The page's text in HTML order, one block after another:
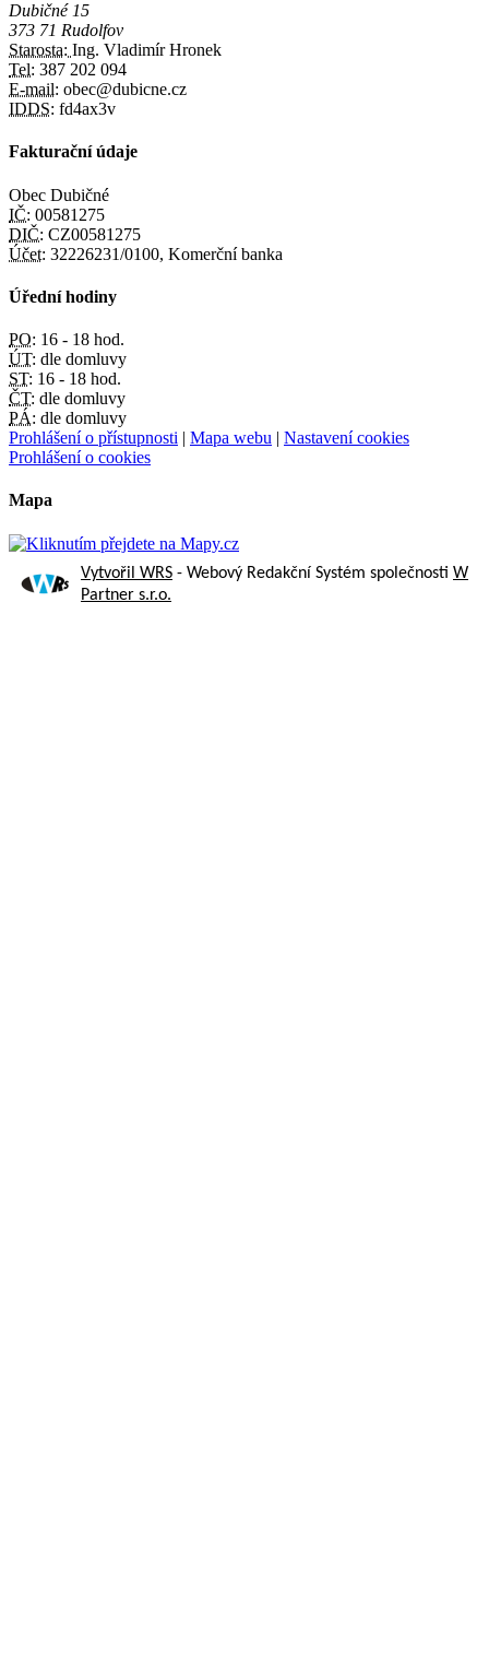
Dubičné 15
373 71 Rudolfov
Starosta: Ing. Vladimír Hronek
Tel: 387 202 094
E-mail: obec@dubicne.cz
IDDS: fd4ax3v
Fakturační údaje
Obec Dubičné
IČ: 00581275
DIČ: CZ00581275
Účet: 32226231/0100, Komerční banka
Úřední hodiny
PO: 16 - 18 hod.
ÚT: dle domluvy
ST: 16 - 18 hod.
ČT: dle domluvy
PÁ: dle domluvy
Prohlášení o přístupnosti | Mapa webu | Nastavení cookies
Prohlášení o cookies
Mapa
Vytvořil WRS - Webový Redakční Systém společnosti W
Partner s.r.o.